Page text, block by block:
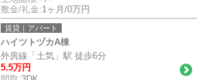
敷金/礼金:1ヶ月/0万円
賃貸｜アパート
ハイツトヅカA棟
外房線「土気」駅 徒歩6分
5.5万円